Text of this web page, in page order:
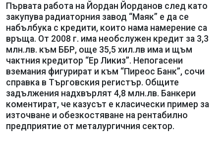
Първата работа на Йордан Йорданов след като
закупува радиаторния завод “Маяк” е да се
набълбука с кредити, които нама намерение са
връща. От 2008 г. има необслужен кредит за 3,3
млн.лв. към ББР, още 35,5 хил.лв има и щъм
чактния кредитор “Ер Ликиз”. Непогасени
вземания фигурират и към “Пиреос Банк”, сочи
справка в Търговския регистър. Общите
задължения надхвърлят 4,8 млн.лв. Банкери
коментират, че казусът е класически пример за
източване и обезкостяване на рентабилно
предприятие от металургичния сектор.